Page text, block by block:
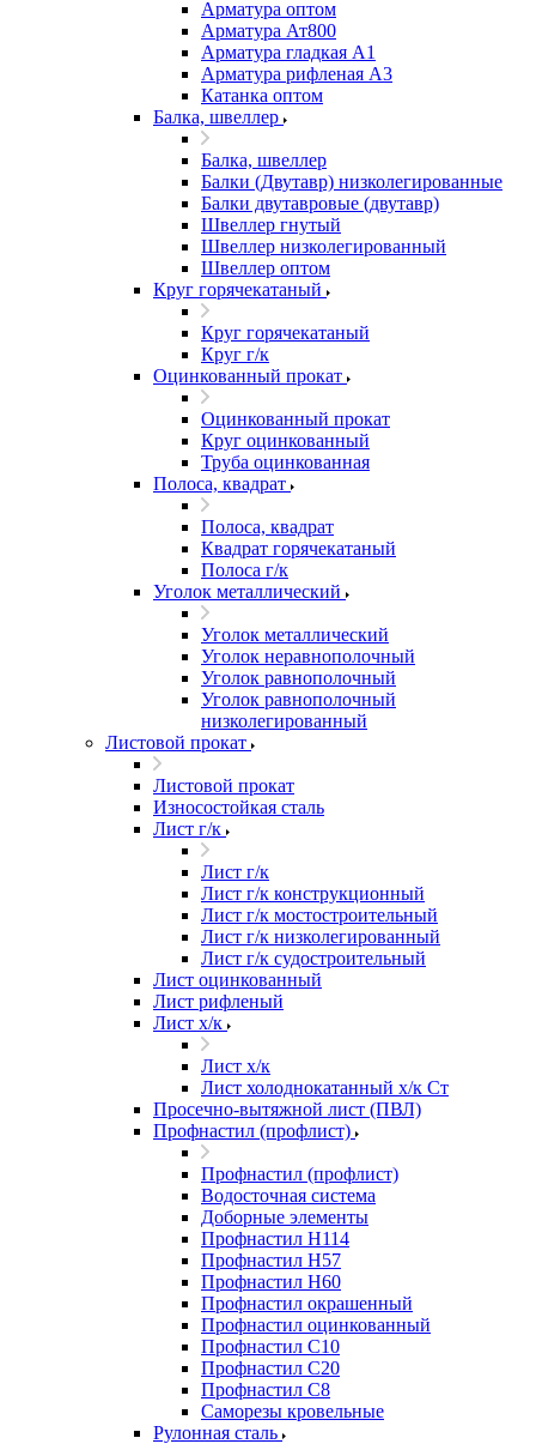
Арматура оптом
Арматура Ат800
Арматура гладкая А1
Арматура рифленая А3
Катанка оптом
Балка, швеллер
Балка, швеллер
Балки (Двутавр) низколегированные
Балки двутавровые (двутавр)
Швеллер гнутый
Швеллер низколегированный
Швеллер оптом
Круг горячекатаный
Круг горячекатаный
Круг г/к
Оцинкованный прокат
Оцинкованный прокат
Круг оцинкованный
Труба оцинкованная
Полоса, квадрат
Полоса, квадрат
Квадрат горячекатаный
Полоса г/к
Уголок металлический
Уголок металлический
Уголок неравнополочный
Уголок равнополочный
Уголок равнополочный
низколегированный
Листовой прокат
Листовой прокат
Износостойкая сталь
Лист г/к
Лист г/к
Лист г/к конструкционный
Лист г/к мостостроительный
Лист г/к низколегированный
Лист г/к судостроительный
Лист оцинкованный
Лист рифленый
Лист х/к
Лист х/к
Лист холоднокатанный х/к Ст
Просечно-вытяжной лист (ПВЛ)
Профнастил (профлист)
Профнастил (профлист)
Водосточная система
Доборные элементы
Профнастил Н114
Профнастил Н57
Профнастил Н60
Профнастил окрашенный
Профнастил оцинкованный
Профнастил С10
Профнастил С20
Профнастил С8
Саморезы кровельные
Рулонная сталь